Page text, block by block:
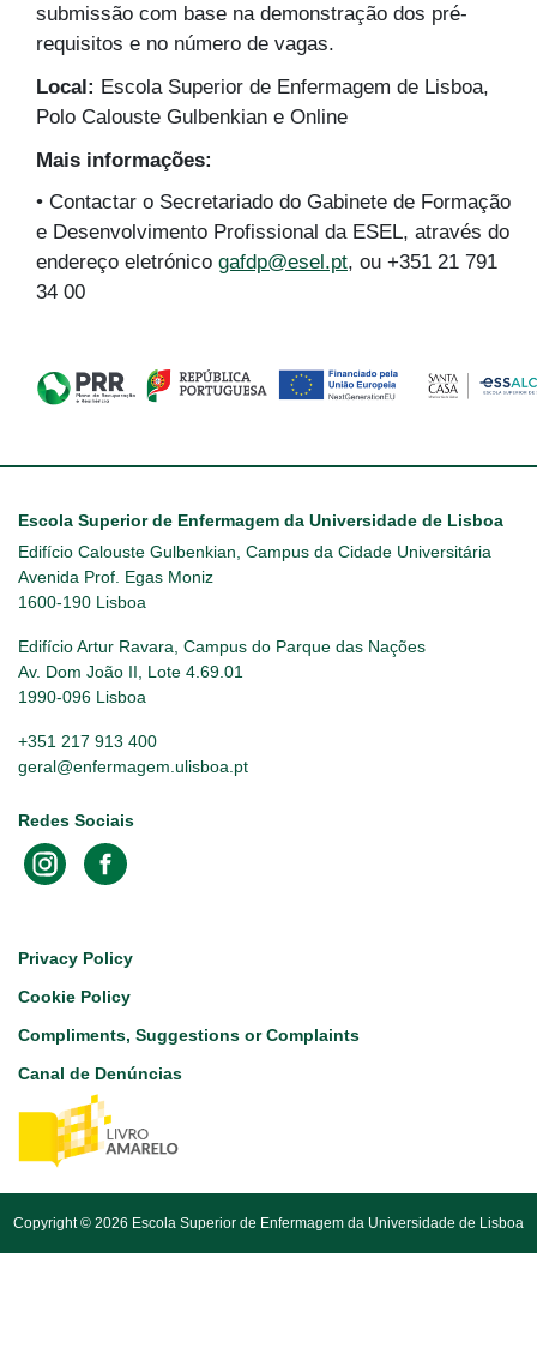
submissão com base na demonstração dos pré-
requisitos e no número de vagas.
Local: Escola Superior de Enfermagem de Lisboa,
Polo Calouste Gulbenkian e Online
Mais informações:
• Contactar o Secretariado do Gabinete de Formação
e Desenvolvimento Profissional da ESEL, através do
endereço eletrónico gafdp@esel.pt, ou +351 21 791
34 00
Escola Superior de Enfermagem da Universidade de Lisboa
Edifício Calouste Gulbenkian, Campus da Cidade Universitária
Avenida Prof. Egas Moniz
1600-190 Lisboa
Edifício Artur Ravara, Campus do Parque das Nações
Av. Dom João II, Lote 4.69.01
1990-096 Lisboa
+351 217 913 400
geral@enfermagem.ulisboa.pt
Redes Sociais
Footer
Privacy Policy
Cookie Policy
Compliments, Suggestions or Complaints
Canal de Denúncias
Copyright © 2026 Escola Superior de Enfermagem da Universidade de Lisboa